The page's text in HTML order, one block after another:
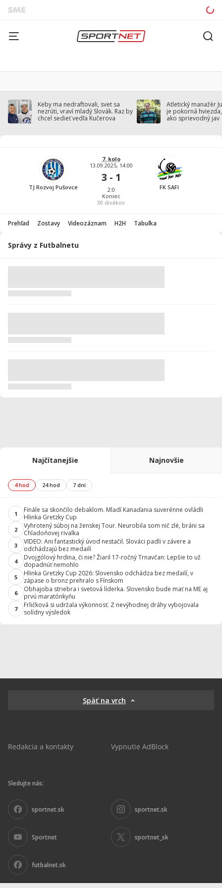
Keby ma nedraftovali, svet sa
nezrúti, vraví mladý Slovák. Raz by
chcel sedieť vedľa Kučerova
Atletický manažér
je pokorná
ako sprievodný jav
TJ Rozvoj Pušovce
7. kolo
13.09.2025, 14:00
3 - 1
2:0
Koniec
30 divákov
FK SAFI
Prehľad Zostavy Videozáznam H2H Tabuľka
Správy z Futbalnetu
Najčítanejšie Najnovšie
4 hod 24 hod 7 dní
1
Finále sa skončilo debaklom. Mladí Kanaďania suverénne ovládli
Hlinka Gretzky Cup
2
Vyhrotený súboj na ženskej Tour. Neurobila som nič zlé, bráni sa
Chladoňovej rivalka
3
VIDEO: Ani fantastický úvod nestačil. Slováci padli v závere a
odchádzajú bez medailí
4
Dvojgólový hrdina, či nie? Žiaril 17-ročný Trnavčan: Lepšie to už
dopadnúť nemohlo
5
Hlinka Gretzky Cup 2026: Slovensko odchádza bez medailí, v
zápase o bronz prehralo s Fínskom
6
Obhajoba striebra i svetová líderka. Slovensko bude mať na ME aj
prvú maratónkyňu
7
Frličková si udržala výkonnosť. Z nevýhodnej dráhy vybojovala
solídny výsledok
Späť na vrch
Redakcia a kontakty Vypnutie AdBlock
Sledujte nás:
sportnet.sk sportnet.sk
Sportnet sportnet_sk
futbalnet.sk